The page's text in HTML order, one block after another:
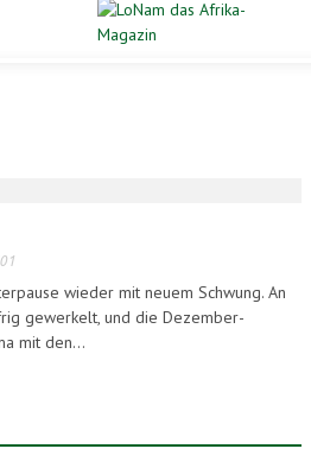
wieder mit neuem Schwung. An
gewerkelt, und die Dezember-
mit den...